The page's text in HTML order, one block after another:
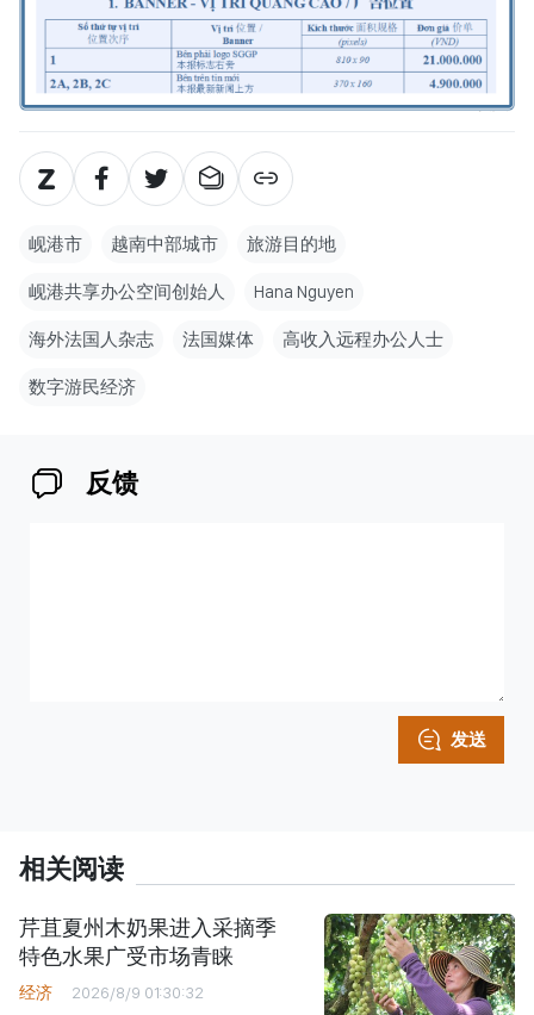
岘港市 越南中部城市 旅游目的地
岘港共享办公空间创始人 Hana Nguyen
海外法国人杂志 法国媒体 高收入远程办公人士
数字游民经济
反馈
发送
相关阅读
芹苴夏州木奶果进入采摘季
特色水果广受市场青睐
经济 2026/8/9 01:30:32